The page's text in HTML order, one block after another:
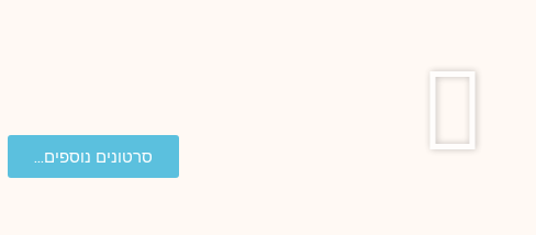
סרטונים נוספים...